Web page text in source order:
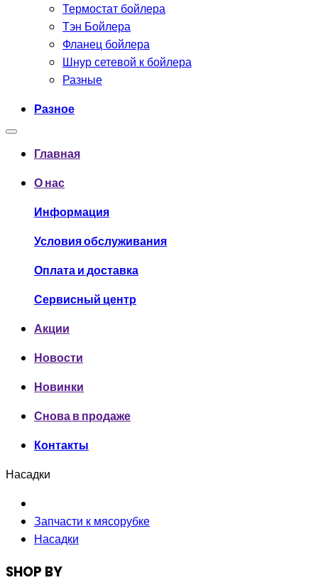
Термостат бойлера
Тэн Бойлера
Фланец бойлера
Шнур сетевой к бойлера
Разные
Разное
Главная
О нас
Информация
Условия обслуживания
Оплата и доставка
Сервисный центр
Акции
Новости
Новинки
Снова в продаже
Контакты
Насадки
Запчасти к мясорубке
Насадки
SHOP BY